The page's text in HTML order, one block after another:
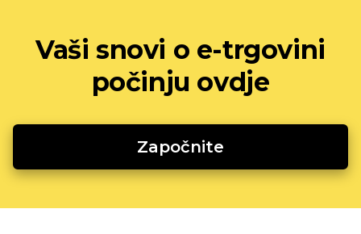
Vaši snovi o e-trgovini
počinju ovdje
Započnite